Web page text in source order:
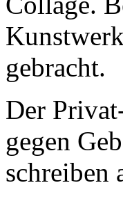
gebracht.
Der
gegen
schreiben